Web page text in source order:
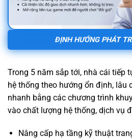
ĐỊNH HƯỚNG PHÁT
Trong 5 năm sắp tới, nhà cái tiếp
hệ thống theo hướng ổn định, lâu
nhanh bằng các chương trình
vào chất lượng hệ thống, dịch vụ
Nâng cấp hạ tầng kỹ thuật